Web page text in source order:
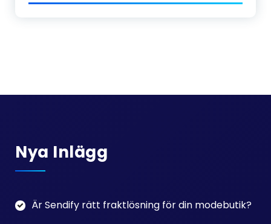
Nya Inlägg
Är Sendify rätt fraktlösning för din modebutik?